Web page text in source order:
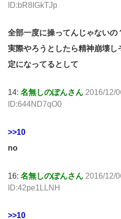
ID:bR8IGkTJp
全部一度に操ってんじゃないの
実際やろうとしたら精神崩壊
定になってるとして
14: 名無しのぽんさん 2016/12/
ID:644ND7qO0
>>10
no
16: 名無しのぽんさん 2016/12/
ID:42pe1LLNH
>>10